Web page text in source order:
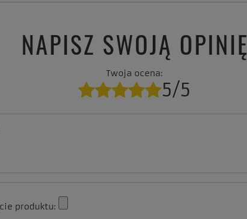
NAPISZ SWOJĄ OPINIĘ
Twoja ocena:
5/5
produktu: